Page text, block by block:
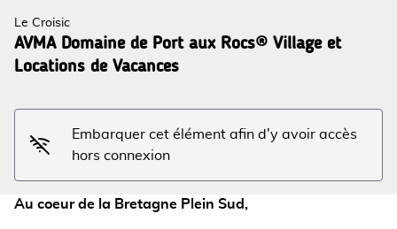
Le Croisic
AVMA Domaine de Port aux Rocs® Village et
Locations de Vacances
Embarquer cet élément afin d'y avoir accès
hors connexion
Au coeur de la Bretagne Plein Sud,